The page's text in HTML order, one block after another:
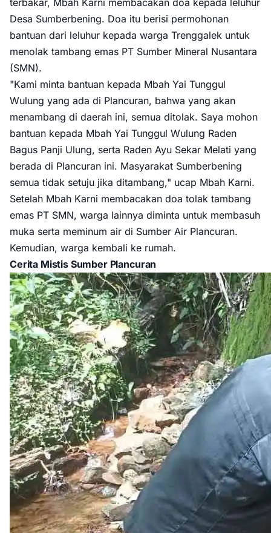
terbakar, Mbah Karni membacakan doa kepada leluhur
Desa Sumberbening. Doa itu berisi permohonan
bantuan dari leluhur kepada warga Trenggalek untuk
menolak tambang emas PT Sumber Mineral Nusantara
(SMN).
"Kami minta bantuan kepada Mbah Yai Tunggul
Wulung yang ada di Plancuran, bahwa yang akan
menambang di daerah ini, semua ditolak. Saya mohon
bantuan kepada Mbah Yai Tunggul Wulung Raden
Bagus Panji Ulung, serta Raden Ayu Sekar Melati yang
berada di Plancuran ini. Masyarakat Sumberbening
semua tidak setuju jika ditambang," ucap Mbah Karni.
Setelah Mbah Karni membacakan doa tolak tambang
emas PT SMN, warga lainnya diminta untuk membasuh
muka serta meminum air di Sumber Air Plancuran.
Kemudian, warga kembali ke rumah.
Cerita Mistis Sumber Plancuran